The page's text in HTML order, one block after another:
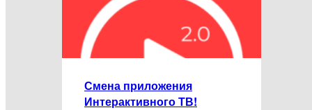
Смена приложения
Интерактивного ТВ!